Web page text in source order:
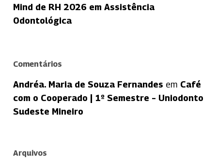
Mind de RH 2026 em Assistência
Odontológica
Comentários
Andréa. Maria de Souza Fernandes em Café
com o Cooperado | 1º Semestre – Uniodonto
Sudeste Mineiro
Arquivos